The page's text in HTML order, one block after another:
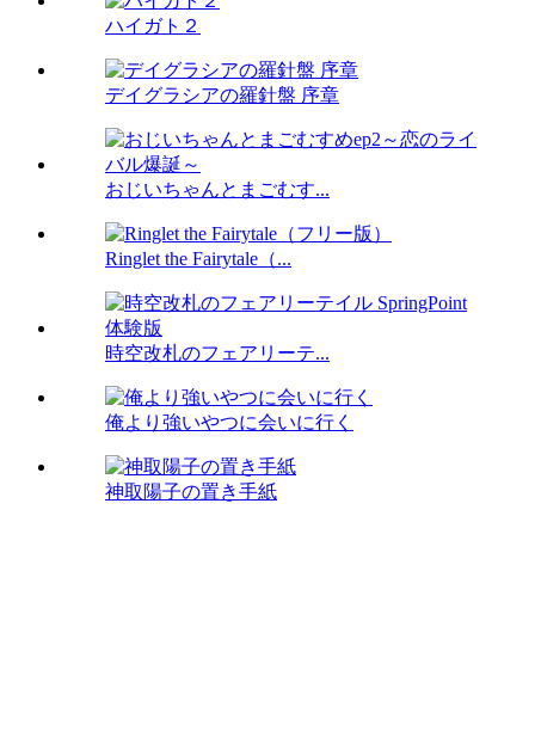
ハイガト２
デイグラシアの羅針盤 序章
おじいちゃんとまごむす...
Ringlet the Fairytale（...
時空改札のフェアリーテ...
俺より強いやつに会いに行く
神取陽子の置き手紙